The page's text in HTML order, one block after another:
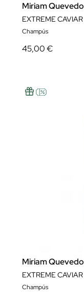
Miriam Quevedo
Champús
45,00 €
Miriam Quevedo
EXTREME
Champús